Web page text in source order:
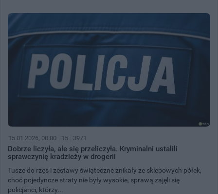
15.01.2026, 00:00 15 3971
Dobrze liczyła, ale się przeliczyła. Kryminalni ustalili
sprawczynię kradzieży w drogerii
Tusze do rzęs i zestawy świąteczne znikały ze sklepowych półek,
choć pojedyncze straty nie były wysokie, sprawą zajęli się
policjanci, którzy...